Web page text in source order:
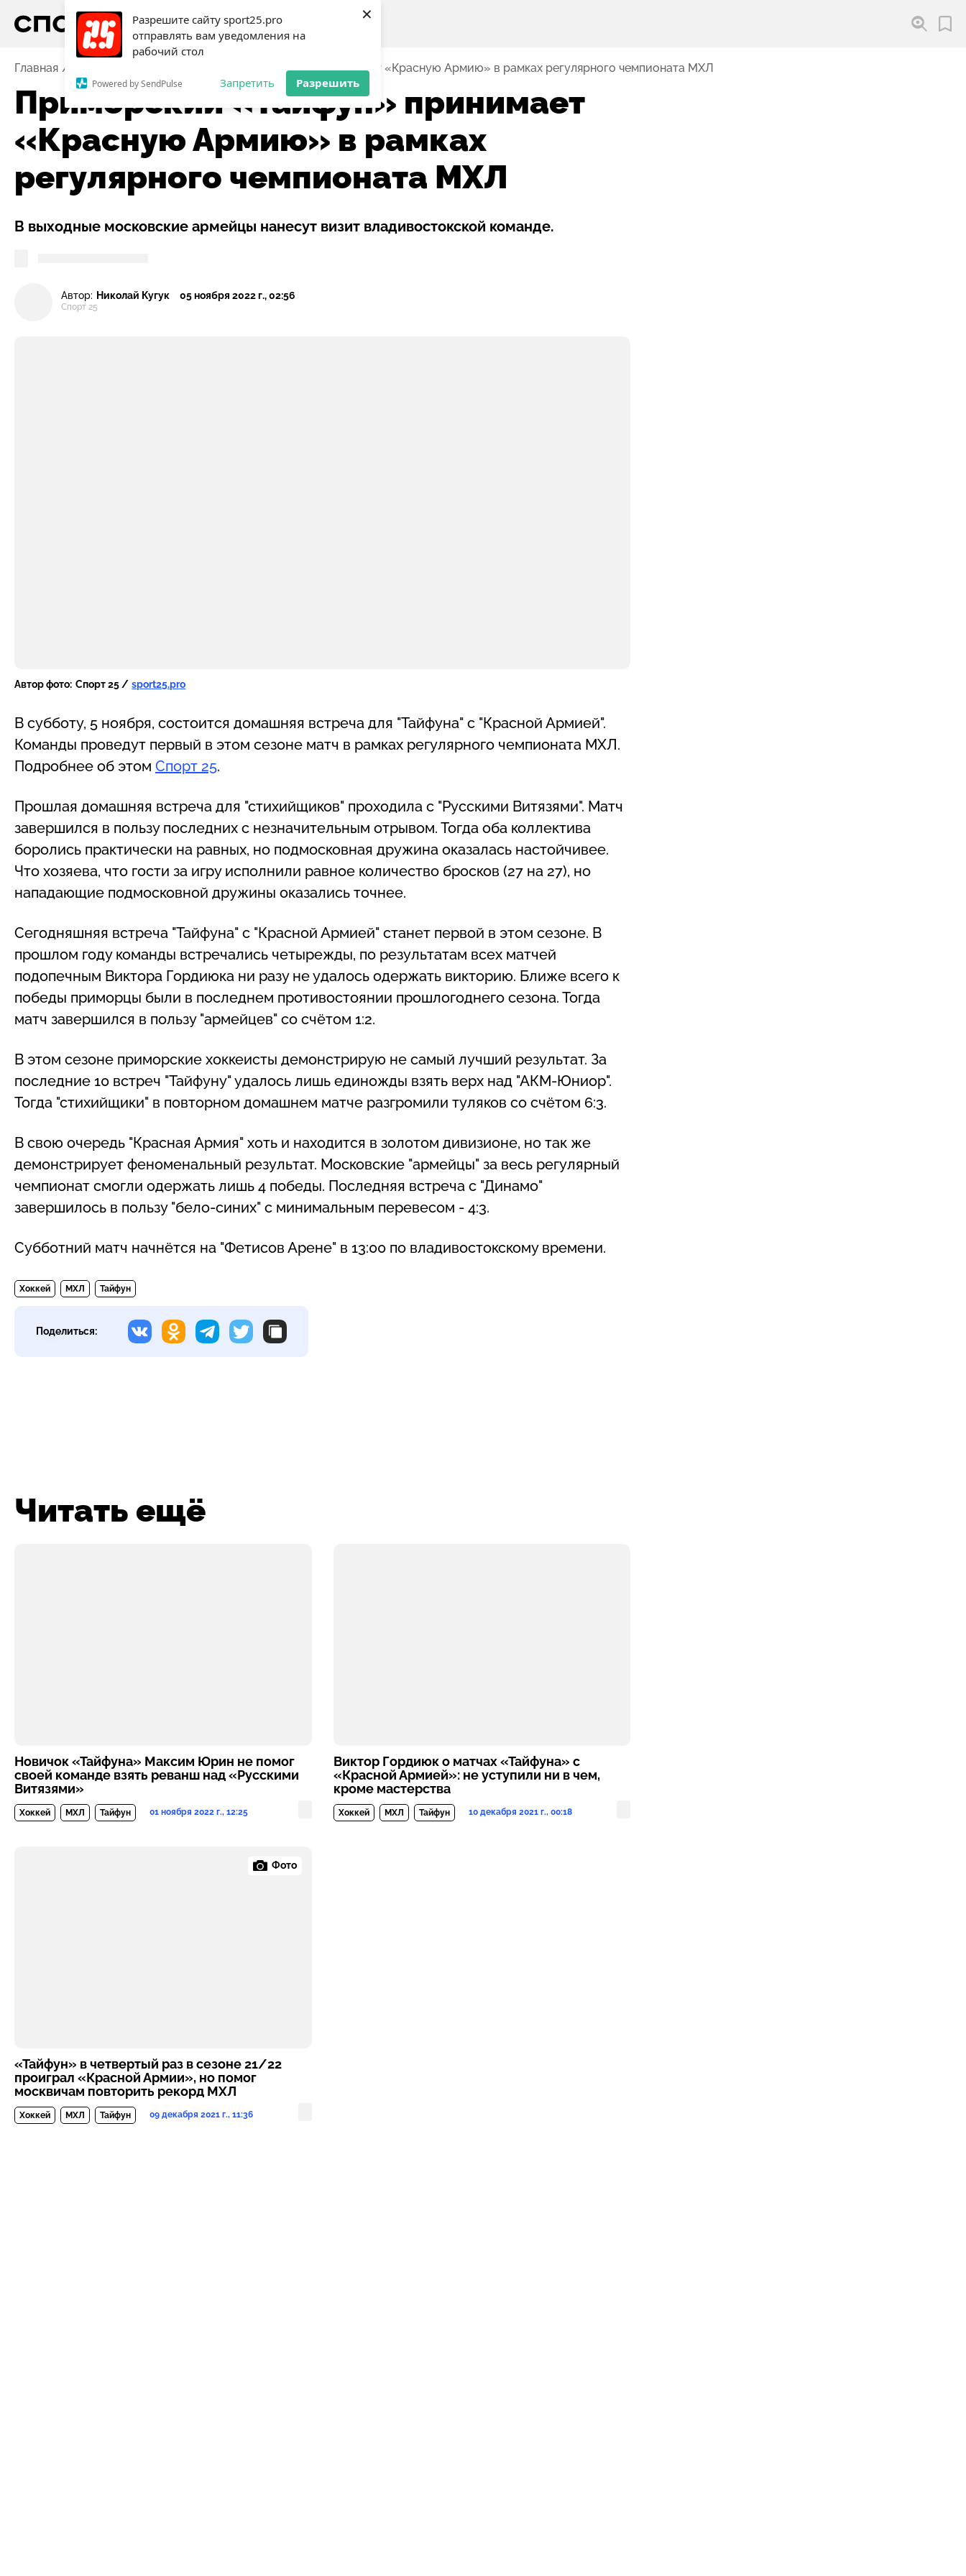
Разрешите сайту sport25.pro
отправлять вам уведомления на
рабочий стол
Powered by SendPulse Запретить Разрешить
×
Главная Приморский «Тайфун» принимает «Красную Армию» в рамках регулярного чемпионата МХЛ
Приморский «Тайфун» принимает
«Красную Армию» в рамках
регулярного чемпионата МХЛ
В выходные московские армейцы нанесут визит владивостокской команде.
Автор: Николай Кугук
Спорт 25
05 ноября 2022 г., 02:56
Автор фото: Спорт 25 / sport25.pro
В субботу, 5 ноября, состоится домашняя встреча для "Тайфуна" с "Красной Армией".
Команды проведут первый в этом сезоне матч в рамках регулярного чемпионата МХЛ.
Подробнее об этом Спорт 25.
Прошлая домашняя встреча для "стихийщиков" проходила с "Русскими Витязями". Матч
завершился в пользу последних с незначительным отрывом. Тогда оба коллектива
боролись практически на равных, но подмосковная дружина оказалась настойчивее.
Что хозяева, что гости за игру исполнили равное количество бросков (27 на 27), но
нападающие подмосковной дружины оказались точнее.
Сегодняшняя встреча "Тайфуна" с "Красной Армией" станет первой в этом сезоне. В
прошлом году команды встречались четырежды, по результатам всех матчей
подопечным Виктора Гордиюка ни разу не удалось одержать викторию. Ближе всего к
победы приморцы были в последнем противостоянии прошлогоднего сезона. Тогда
матч завершился в пользу "армейцев" со счётом 1:2.
В этом сезоне приморские хоккеисты демонстрирую не самый лучший результат. За
последние 10 встреч "Тайфуну" удалось лишь единожды взять верх над "АКМ-Юниор".
Тогда "стихийщики" в повторном домашнем матче разгромили туляков со счётом 6:3.
В свою очередь "Красная Армия" хоть и находится в золотом дивизионе, но так же
демонстрирует феноменальный результат. Московские "армейцы" за весь регулярный
чемпионат смогли одержать лишь 4 победы. Последняя встреча с "Динамо"
завершилось в пользу "бело-синих" с минимальным перевесом - 4:3.
Субботний матч начнётся на "Фетисов Арене" в 13:00 по владивостокскому времени.
Хоккей МХЛ Тайфун
Поделиться:
Читать ещё
Новичок «Тайфуна» Максим Юрин не помог
своей команде взять реванш над «Русскими
Витязями»
Хоккей МХЛ Тайфун 01 ноября 2022 г., 12:25
Виктор Гордиюк о матчах «Тайфуна» с
«Красной Армией»: не уступили ни в чем,
кроме мастерства
Хоккей МХЛ Тайфун 10 декабря 2021 г., 00:18
Фото
«Тайфун» в четвертый раз в сезоне 21/22
проиграл «Красной Армии», но помог
москвичам повторить рекорд МХЛ
Хоккей МХЛ Тайфун 09 декабря 2021 г., 11:36